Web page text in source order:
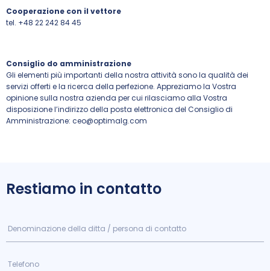
Cooperazione con il vettore
tel. +48 22 242 84 45
Consiglio do amministrazione
Gli elementi più importanti della nostra attività sono la qualità dei
servizi offerti e la ricerca della perfezione. Appreziamo la Vostra
opinione sulla nostra azienda per cui rilasciamo alla Vostra
disposizione l’indirizzo della posta elettronica del Consiglio di
Amministrazione: ceo@optimalg.com
Restiamo in contatto